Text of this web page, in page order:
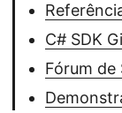
C# SDK
Fórum de